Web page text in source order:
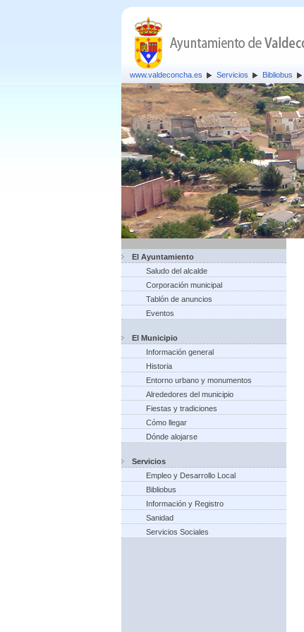
www.valdeconcha.es Servicios Bibliobus
El Ayuntamiento
Saludo del alcalde
Corporación municipal
Tablón de anuncios
Eventos
El Municipio
Información general
Historia
Entorno urbano y monumentos
Alrededores del municipio
Fiestas y tradiciones
Cómo llegar
Dónde alojarse
Servicios
Empleo y Desarrollo Local
Bibliobus
Información y Registro
Sanidad
Servicios Sociales